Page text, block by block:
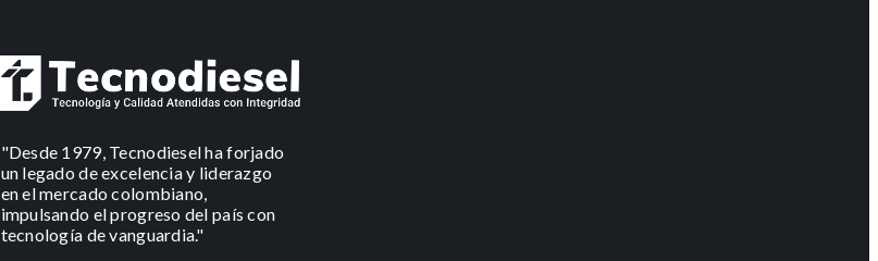
"Desde 1979, Tecnodiesel ha forjado
un legado de excelencia y liderazgo
en el mercado colombiano,
impulsando el progreso del país con
tecnología de vanguardia."